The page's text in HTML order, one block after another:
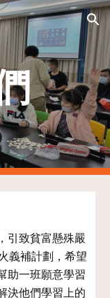
Skip to navigation
引致貧富懸殊嚴
義補計劃，希望
助一班願意學習
決他們學習上的